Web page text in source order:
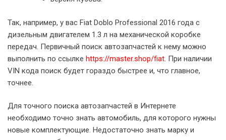
Так, например, у вас Fiat Doblo Professional 2016 года с
дизельным двигателем 1.3 л на механической коробке
передач. Первичный поиск автозапчастей к нему можно
выполнить по ссылке https://master.shop/fiat . При наличии
VIN кода поиск будет гораздо быстрее и, что главное,
точнее.
Для точного поиска автозапчастей в Интернете
необходимо точно знать автомобиль, для которого нужны
новые комплектующие. Недостаточно знать марку и